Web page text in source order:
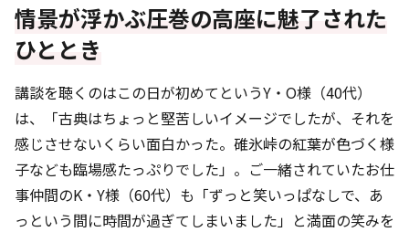
情景が浮かぶ圧巻の高座に魅了された
ひととき
講談を聴くのはこの日が初めてというY・O様（40代）
は、「古典はちょっと堅苦しいイメージでしたが、それを
感じさせないくらい面白かった。碓氷峠の紅葉が色づく様
子なども臨場感たっぷりでした」。ご一緒されていたお仕
事仲間のK・Y様（60代）も「ずっと笑いっぱなしで、あ
っという間に時間が過ぎてしまいました」と満面の笑みを